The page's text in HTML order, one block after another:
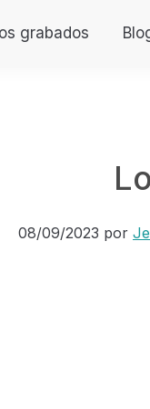
grabados
08/09/2023 por